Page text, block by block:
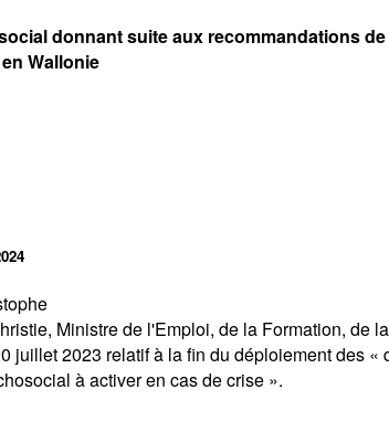
donnant suite aux recommandations
Wallonie
Ministre de l'Emploi, de la Formation, de
juillet 2023 relatif à la fin du déploiement des
à activer en cas de crise ».